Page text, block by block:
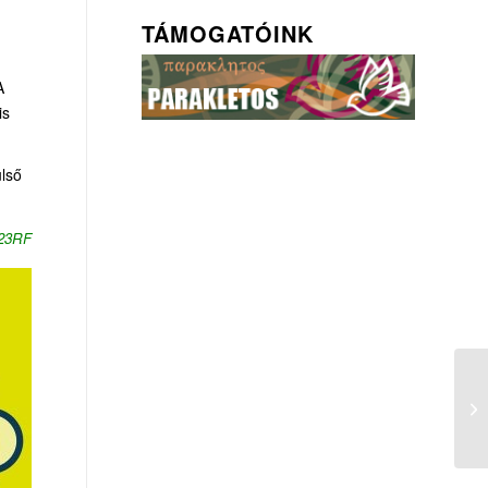
TÁMOGATÓINK